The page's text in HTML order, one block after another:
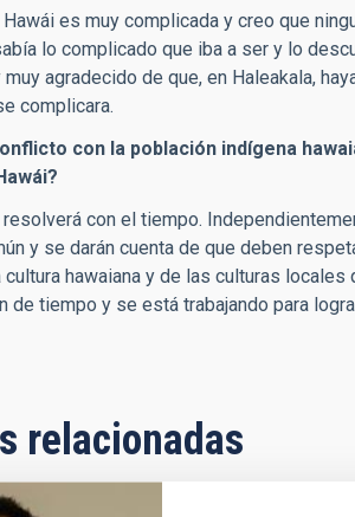
es muy complicada y creo que
lo complicado que iba a ser y lo
agradecido de que, en Haleakala,
complicara.
con la población indígena
resolverá con el tiempo.
y se darán cuenta de que deben
hawaiana y de las culturas
de tiempo y se está trabajando para
relacionadas